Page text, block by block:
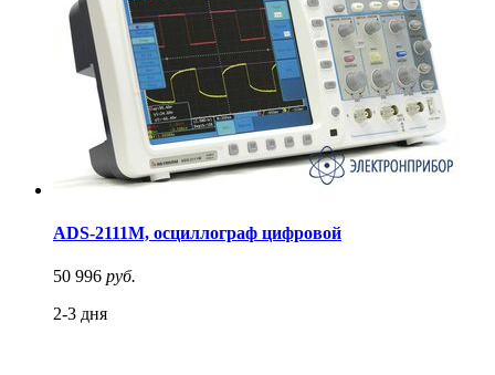
ADS-2111M, осциллограф цифровой
50 996 руб.
2-3 дня